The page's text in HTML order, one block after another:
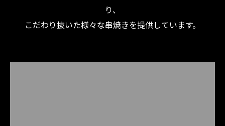
り、
こだわり抜いた様々な串焼きを提供しています。